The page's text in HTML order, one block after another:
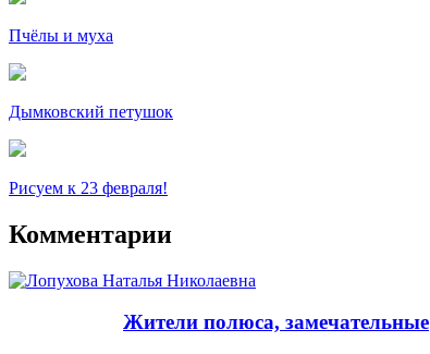
Пчёлы и муха
Дымковский петушок
Рисуем к 23 февраля!
Комментарии
Жители полюса, замечательные